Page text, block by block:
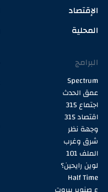
الإقتصاد
المحلية
البرامج
Spectrum
عمق الحدث
اجتماع 315
اقتصاد 315
وجهة نظر
شرق وغرب
الملف 101
لوين رايحين؟
Half Time